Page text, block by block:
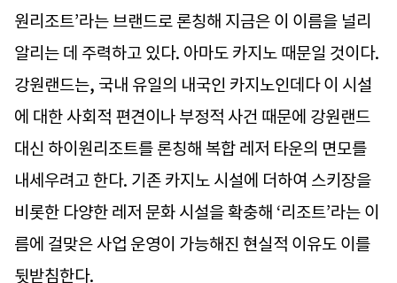
원리조트’라는 브랜드로 론칭해 지금은 이 이름을 널리
알리는 데 주력하고 있다. 아마도 카지노 때문일 것이다.
강원랜드는, 국내 유일의 내국인 카지노인데다 이 시설
에 대한 사회적 편견이나 부정적 사건 때문에 강원랜드
대신 하이원리조트를 론칭해 복합 레저 타운의 면모를
내세우려고 한다. 기존 카지노 시설에 더하여 스키장을
비롯한 다양한 레저 문화 시설을 확충해 ‘리조트’라는 이
름에 걸맞은 사업 운영이 가능해진 현실적 이유도 이를
뒷받침한다.